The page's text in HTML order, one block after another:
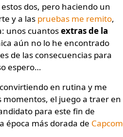
y a las pruebas me remito,
unos cuantosextras de la
aún no lo he encontrado
de las consecuencias para
espero…
en rutina y me
momentos, el juego a traer en
para este fin de
época más dorada de Capcom